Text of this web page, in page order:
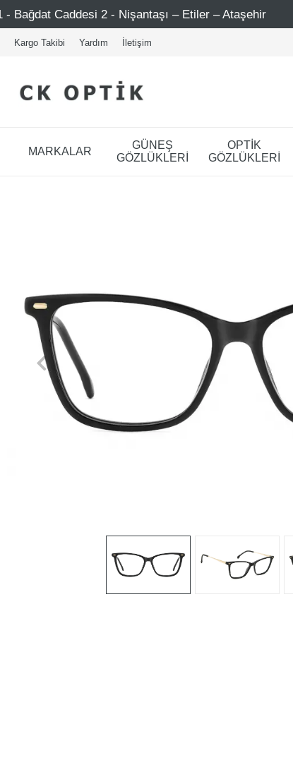
Nişantaşı – Etiler – Ataşehir Şimdi Üye ol ! 5000
Kargo Takibi Yardım İletişim
MARKALAR
GÜNEŞ
GÖZLÜKLERİ
OPTİK
GÖZLÜKLERİ